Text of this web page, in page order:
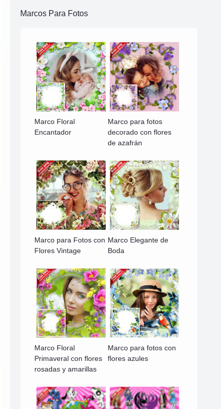
Marcos Para Fotos
Marco Floral
Encantador
Marco para fotos
decorado con flores
de azafrán
Marco para Fotos con
Flores Vintage
Marco Elegante de
Boda
Marco Floral
Primaveral con flores
rosadas y amarillas
Marco para fotos con
flores azules